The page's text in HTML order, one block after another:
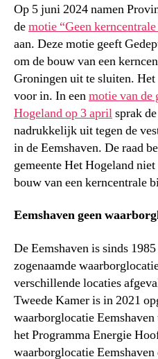
Op 5 juni 2024 namen
demotie “Geen
aan. Deze motie geeft
om de bouw van een
Groningen uit te sluiten.
voor in. In eenmotie van de
Hogeland op 3 aprilsprak
nadrukkelijk uit tegen de
in de Eemshaven. De raad
gemeente Het Hogeland
bouw van een kerncentrale
Eemshaven geen
De Eemshaven is sinds
zogenaamde
verschillende locaties
Tweede Kamer is in 2021
waarborglocatie
het Programma Energie
waarborglocatie